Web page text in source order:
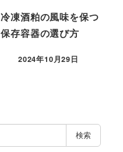
冷凍酒粕の風味を保つ
保存容器の選び方
2024年10月29日
検索